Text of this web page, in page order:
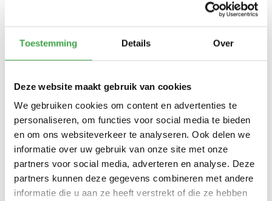
Toestemming Details Over
Deze website maakt gebruik van cookies
We gebruiken cookies om content en advertenties te
personaliseren, om functies voor social media te bieden
en om ons websiteverkeer te analyseren. Ook delen we
informatie over uw gebruik van onze site met onze
partners voor social media, adverteren en analyse. Deze
partners kunnen deze gegevens combineren met andere
informatie die u aan ze heeft verstrekt of die ze hebben
Wandhoogte 223 cm
Dakhoogte totaal 237 cm
Dakmaat (b x d) 440 x 270 cm
Staander
10 x 10 cm - 1 stuks incl.
stelvoet